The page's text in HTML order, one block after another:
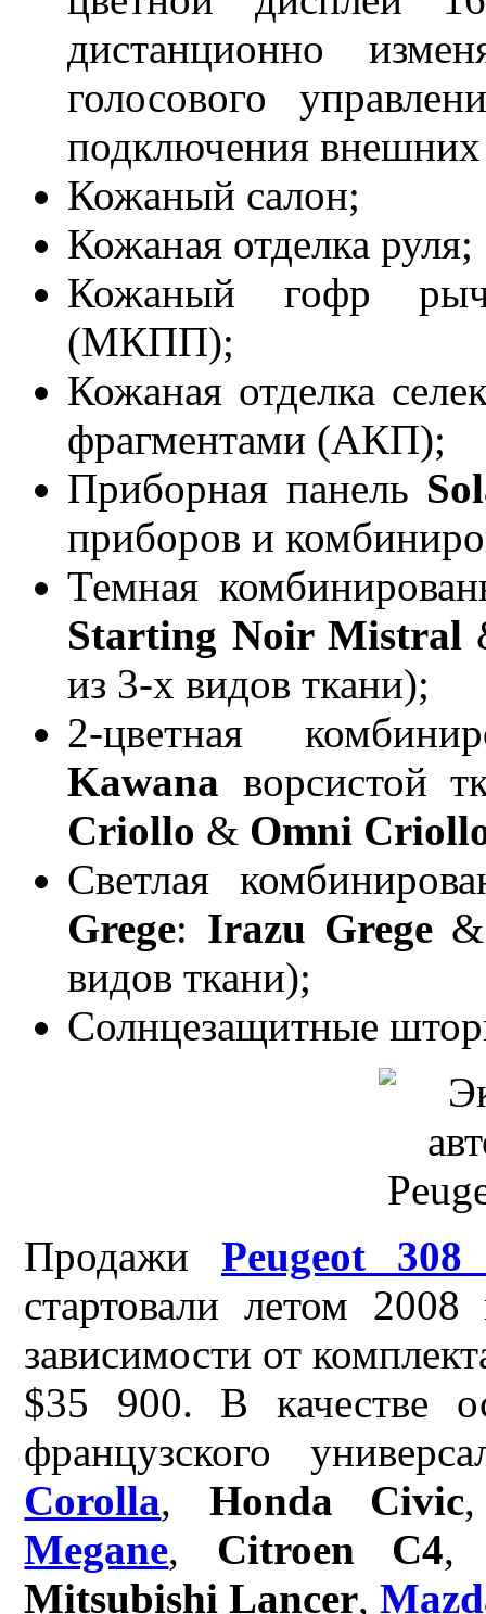
дистанционно
голосового
подключения внешних
Кожаный салон;
Кожаная отделка руля;
Кожаный гофр
(МКПП);
Кожаная отделка
фрагментами (АКП);
Приборная панель
приборов и
Темная
Starting Noir Mistral
из 3-х видов ткани);
2-цветная
Kawana ворсистой
Criollo & Omni
Светлая
Grege: Irazu Grege
видов ткани);
Солнцезащитные
Продажи Peugeot
стартовали летом
зависимости от
$35 900. В качестве
французского
Corolla, Honda Civic
Megane, Citroen C4
Mitsubishi Lancer,